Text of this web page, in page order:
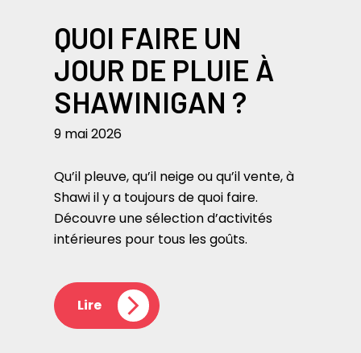
QUOI FAIRE UN
JOUR DE PLUIE À
SHAWINIGAN ?
9 mai 2026
Qu’il pleuve, qu’il neige ou qu’il vente, à
Shawi il y a toujours de quoi faire.
Découvre une sélection d’activités
intérieures pour tous les goûts.
Lire